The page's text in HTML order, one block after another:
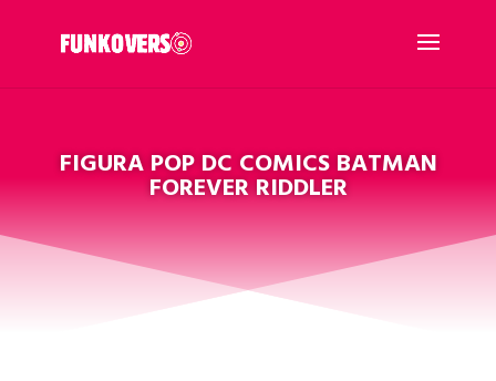
FIGURA POP DC COMICS BATMAN
FOREVER RIDDLER